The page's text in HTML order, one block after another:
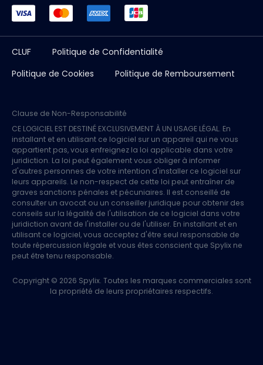
CLUF
Politique de Confidentialité
Politique de Cookies
Politique de Remboursement
Clause de Non-Responsabilité
CE LOGICIEL EST DESTINÉ EXCLUSIVEMENT À UN USAGE LÉGAL. En
installant et en utilisant ce logiciel sur un appareil qui ne vous
appartient pas, vous enfreignez la loi applicable dans votre
juridiction. La loi peut également vous obliger à informer
d'autres personnes de votre intention d'installer ce logiciel sur
leurs appareils. Le non-respect de cette loi peut entraîner de
graves sanctions pénales et pécuniaires. Il est conseillé de
consulter un avocat ou un conseiller juridique pour obtenir des
conseils sur la légalité de l'utilisation de ce logiciel dans votre
juridiction avant de l'installer ou de l'utiliser. En installant et en
utilisant ce logiciel, vous acceptez d'être seul responsable de
toute répercussion légale et vous êtes conscient que Spylix ne
peut être tenu responsable.
Copyright © 2026 Spylix. Toutes les marques commerciales sont
la propriété de leurs propriétaires respectifs.